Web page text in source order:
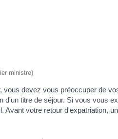
ministre)
devez vous préoccuper de
titre de séjour. Si vous vous
votre retour d'expatriation,